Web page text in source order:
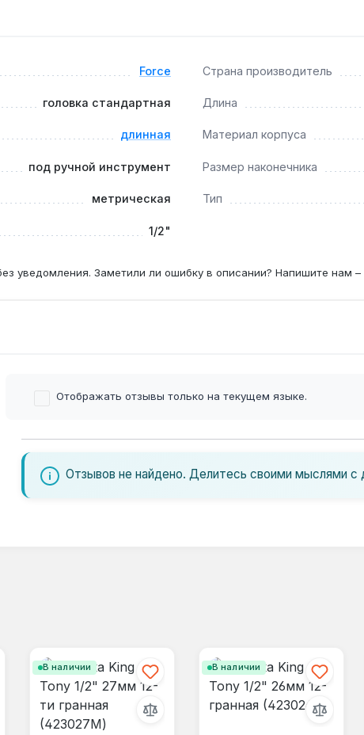
мм?
с размером под ключ 28 мм, например, для гаек
Force Страна производитель
головка стандартная Длина
длинная Материал корпуса
под ручной инструмент Размер наконечника
метрическая Тип
1/2"
уведомления. Заметили ли ошибку в описании? Напишите нам
Отображать отзывы только на текущем языке.
Отзывов не найдено. Делитесь своими мыслями с
В наличии В наличии